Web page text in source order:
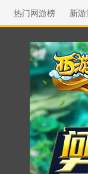
热门网游榜 新